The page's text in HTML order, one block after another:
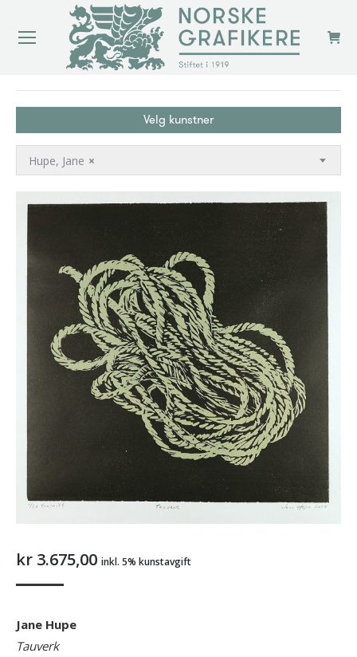
Velg kunstner
×
Hupe, Jane
kr 3.675,00 inkl. 5% kunstavgift
Jane Hupe
Tauverk